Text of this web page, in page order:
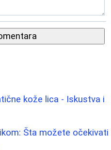
kože lica - Iskustva i
Šta možete očekivati